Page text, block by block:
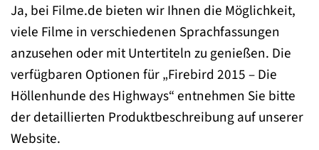
Ja, bei Filme.de bieten wir Ihnen die Möglichkeit,
viele Filme in verschiedenen Sprachfassungen
anzusehen oder mit Untertiteln zu genießen. Die
verfügbaren Optionen für „Firebird 2015 – Die
Höllenhunde des Highways“ entnehmen Sie bitte
der detaillierten Produktbeschreibung auf unserer
Website.